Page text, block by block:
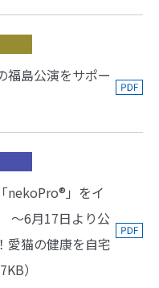
福島公演をサポー
nekoPro®」をイ
～6月17日より公
愛猫の健康を自宅
）